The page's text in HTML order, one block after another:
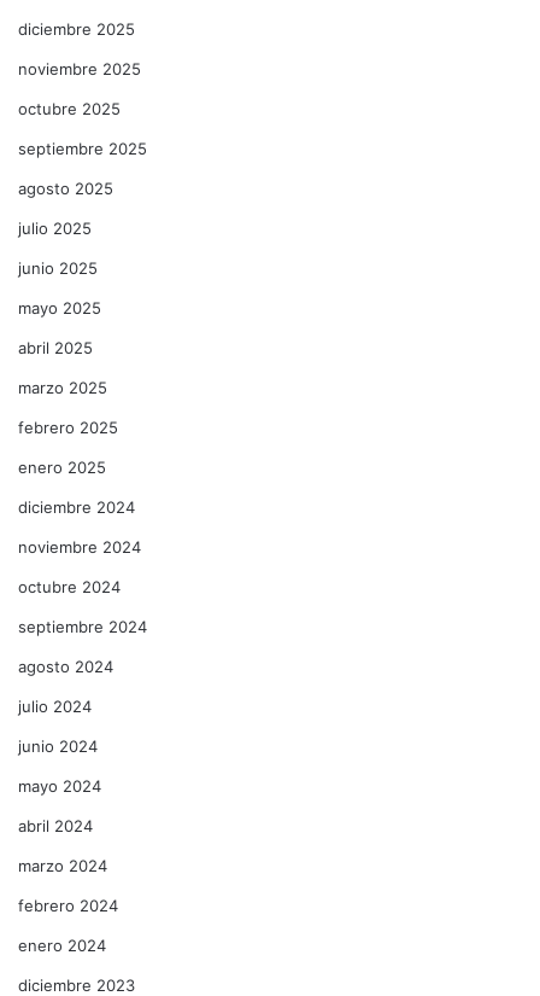
diciembre 2025
noviembre 2025
octubre 2025
septiembre 2025
agosto 2025
julio 2025
junio 2025
mayo 2025
abril 2025
marzo 2025
febrero 2025
enero 2025
diciembre 2024
noviembre 2024
octubre 2024
septiembre 2024
agosto 2024
julio 2024
junio 2024
mayo 2024
abril 2024
marzo 2024
febrero 2024
enero 2024
diciembre 2023